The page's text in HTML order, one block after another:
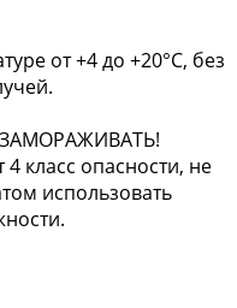
от +4 до +20°С, без
класс опасности, не
использовать